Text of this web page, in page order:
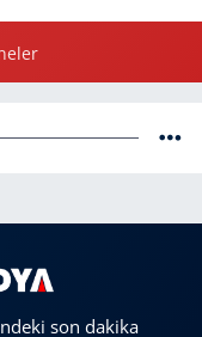
son dakika